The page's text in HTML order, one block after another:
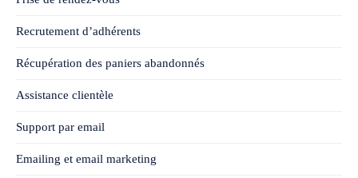
Recrutement d’adhérents
Récupération des paniers abandonnés
Assistance clientèle
Support par email
Emailing et email marketing